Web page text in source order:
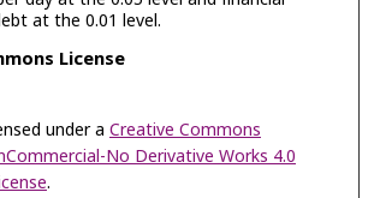
at the 0.01 level.
License
under a Creative Commons
No Derivative Works 4.0
.